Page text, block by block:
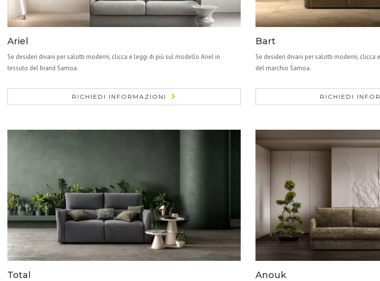
Ariel
Se desideri divani per salotti moderni, clicca e leggi di più sul modello Ariel in
tessuto del brand Samoa.
RICHIEDI INFORMAZIONI
Bart
Se desideri divani per salotti moderni,
del marchio Samoa.
RICHIEDI
Total Anouk